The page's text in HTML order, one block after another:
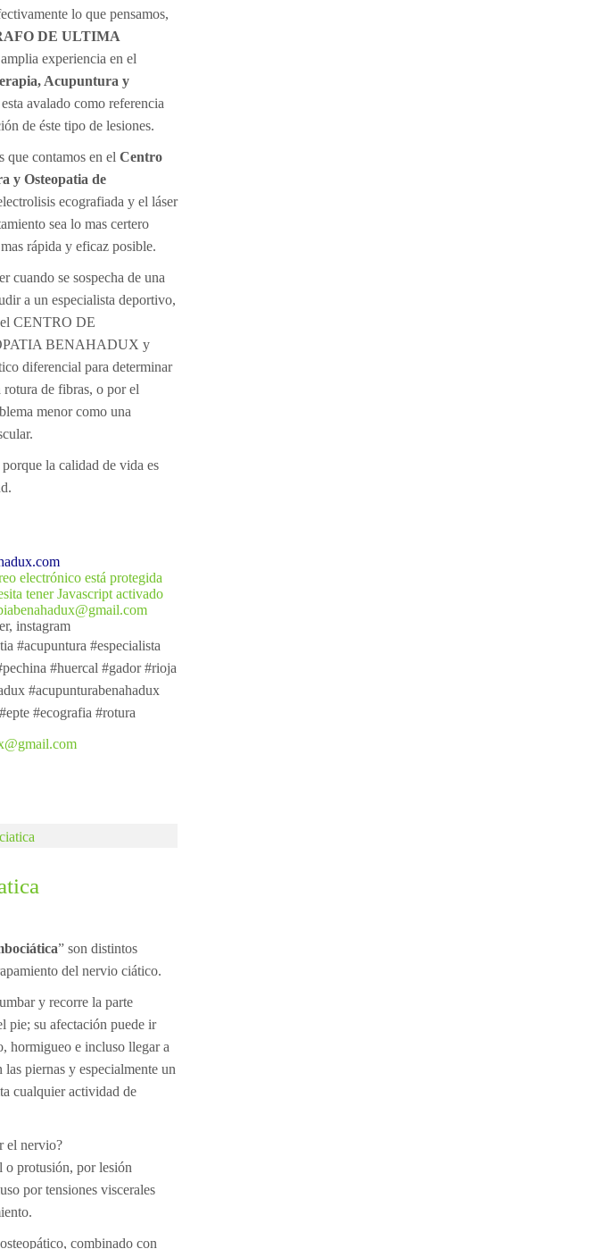
lo que pensamos,
DE ULTIMA
experiencia en el
Acupuntura y
avalado como referencia
de éste tipo de lesiones.
que contamos en el Centro
y Osteopatia de
ecografiada y el láser
sea lo mas certero
rápida y eficaz posible.
cuando se sospecha de una
a un especialista deportivo,
CENTRO DE
BENAHADUX y
diferencial para determinar
rotura de fibras, o por el
menor como una
la calidad de vida es
electrónico está protegida
tener Javascript activado
instagram
#acupuntura #especialista
#huercal #gador #rioja
#acupunturabenahadux
#ecografia #rotura
” son distintos
del nervio ciático.
y recorre la parte
pie; su afectación puede ir
hormigueo e incluso llegar a
piernas y especialmente un
cualquier actividad de
el nervio?
o protusión, por lesión
por tensiones viscerales
combinado con